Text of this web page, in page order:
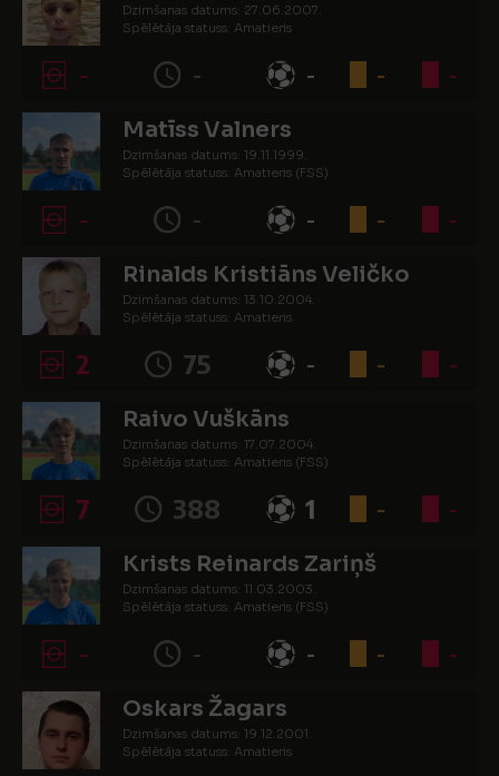
Dzimšanas datums: 27.06.2007.
Spēlētāja statuss: Amatieris
- - - - -
Matīss Valners
Dzimšanas datums: 19.11.1999.
Spēlētāja statuss: Amatieris (FSS)
- - - - -
Rinalds Kristiāns Veličko
Dzimšanas datums: 13.10.2004.
Spēlētāja statuss: Amatieris
2 75 - - -
Raivo Vuškāns
Dzimšanas datums: 17.07.2004.
Spēlētāja statuss: Amatieris (FSS)
7 388 1 - -
Krists Reinards Zariņš
Dzimšanas datums: 11.03.2003.
Spēlētāja statuss: Amatieris (FSS)
- - - - -
Oskars Žagars
Dzimšanas datums: 19.12.2001.
Spēlētāja statuss: Amatieris